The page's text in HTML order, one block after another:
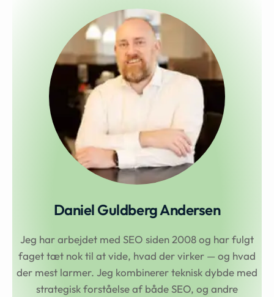
Daniel Guldberg Andersen
Jeg har arbejdet med SEO siden 2008 og har fulgt
faget tæt nok til at vide, hvad der virker — og hvad
der mest larmer. Jeg kombinerer teknisk dybde med
strategisk forståelse af både SEO, og andre